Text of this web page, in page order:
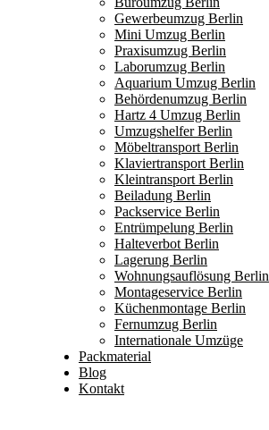
Gewerbeumzug Berlin
Mini Umzug Berlin
Praxisumzug Berlin
Laborumzug Berlin
Aquarium Umzug Berlin
Behördenumzug Berlin
Hartz 4 Umzug Berlin
Umzugshelfer Berlin
Möbeltransport Berlin
Klaviertransport Berlin
Kleintransport Berlin
Beiladung Berlin
Packservice Berlin
Entrümpelung Berlin
Halteverbot Berlin
Lagerung Berlin
Wohnungsauflösung Berlin
Montageservice Berlin
Küchenmontage Berlin
Fernumzug Berlin
Internationale Umzüge
Packmaterial
Blog
Kontakt